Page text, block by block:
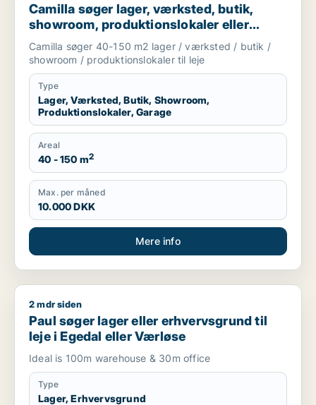
Camilla søger lager, værksted, butik,
showroom, produktionslokaler eller
garage til leje i Nordsjælland
Camilla søger 40-150 m2 lager / værksted / butik /
showroom / produktionslokaler til leje
Type
Lager, Værksted, Butik, Showroom,
Produktionslokaler, Garage
Areal
40 - 150 m2
Max. per måned
10.000 DKK
Mere info
Paul søger lager eller erhvervsgrund til leje i Egedal eller
2 mdr siden
Paul søger lager eller erhvervsgrund til
leje i Egedal eller Værløse
Ideal is 100m warehouse & 30m office
Type
Lager, Erhvervsgrund